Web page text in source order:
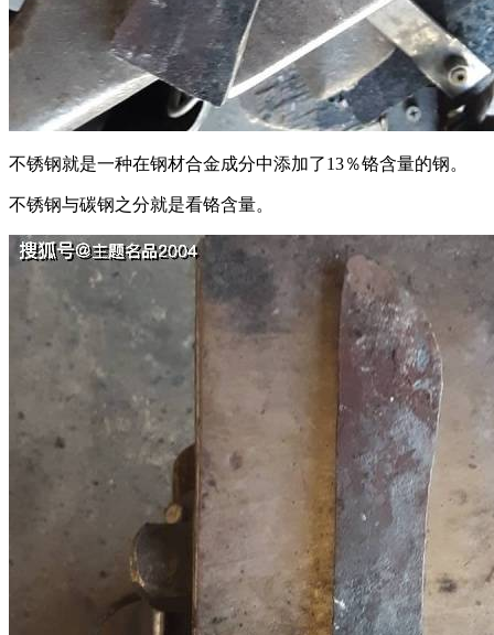
不锈钢就是一种在钢材合金成分中添加了13％铬含量的钢。
不锈钢与碳钢之分就是看铬含量。